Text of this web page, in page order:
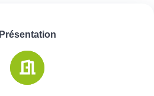
Présentation